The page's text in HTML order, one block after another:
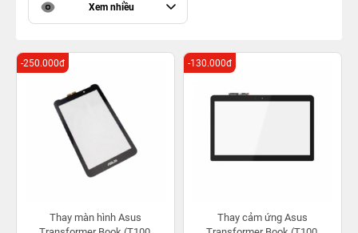
Xem nhiều
Thay màn hình Asus
-250.000đ
Thay cảm ứng Asus
-130.000đ